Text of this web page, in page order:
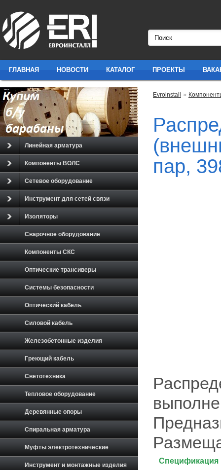
ГЛАВНАЯ НОВОСТИ КАТАЛОГ ПРОЕКТЫ
Evroinstall »
пар,
Спецификация
Линейная арматура
Компоненты ВОЛС
Сетевое оборудование
Инструмент для сетей связи
Изоляторы
Сварочное оборудование
Компоненты СКС
Оптические трансиверы
Системы безопасности
Оптический кабель
Силовой кабель
Железобетонные изделия
Греющий кабель
Светотехника
Тепловое оборудование
Деревянные опоры
Спиральная арматура
Муфты электротехнические
Инструмент и монтажные изделия